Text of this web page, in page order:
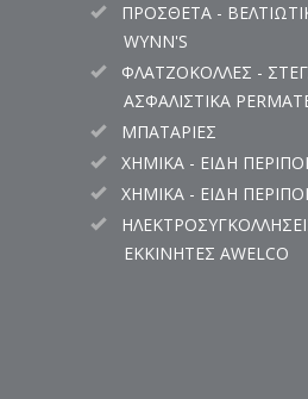
ΠΡΟΣΘΕΤΑ -
WYNN'S
ΦΛΑΤΖΟΚΟΛΛΕΣ -
ΑΣΦΑΛΙΣΤΙΚΑ
ΜΠΑΤΑΡΙΕΣ
ΧΗΜΙΚΑ - ΕΙΔΗ
ΧΗΜΙΚΑ - ΕΙΔΗ
ΕΚΚΙΝΗΤΕΣ AWELCO